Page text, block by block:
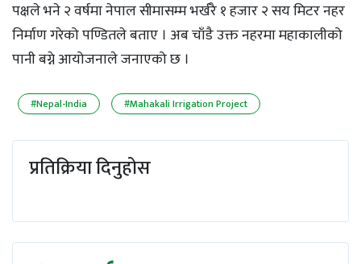
पक्षले भने २ वर्षमा नेपाल सीमासम्म भर्खरै १ हजार २ सय मिटर नहर
निर्माण गरेको पण्डितले बताए । अब चाँडै उक्त नहरमा महाकालीको
पानी बग्ने आयोजनाले जनाएको छ ।
#Nepal-India #Mahakali Irrigation Project
प्रतिक्रिया दिनुहोस